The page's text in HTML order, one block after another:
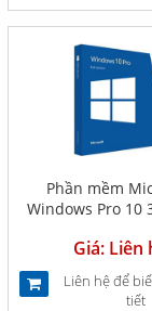
Phần mềm
Windows Pro 10
08969)
Giá: Liên
Liên hệ để
tiết